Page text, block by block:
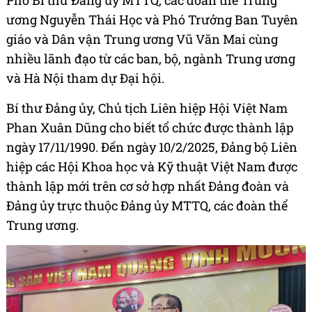
ương Nguyễn Thái Học và Phó Trưởng Ban Tuyên
giáo và Dân vận Trung ương Vũ Văn Mai cùng
nhiều lãnh đạo từ các ban, bộ, ngành Trung ương
và Hà Nội tham dự Đại hội.
Bí thư Đảng ủy, Chủ tịch Liên hiệp Hội Việt Nam
Phan Xuân Dũng cho biết tổ chức được thành lập
ngày 17/11/1990. Đến ngày 10/2/2025, Đảng bộ Liên
hiệp các Hội Khoa học và Kỹ thuật Việt Nam được
thành lập mới trên cơ sở hợp nhất Đảng đoàn và
Đảng ủy trực thuộc Đảng ủy MTTQ, các đoàn thể
Trung ương.